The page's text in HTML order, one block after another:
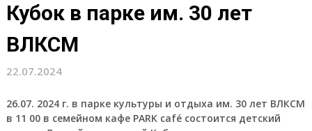
Кубок в парке им. 30 лет
ВЛКСМ
22.07.2024
26.07. 2024 г. в парке культуры и отдыха им. 30 лет ВЛКСМ
в 11 00 в семейном кафе PARK café состоится детский